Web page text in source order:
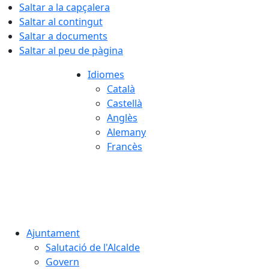
Saltar a la capçalera
Saltar al contingut
Saltar a documents
Saltar al peu de pàgina
Idiomes
Català
Castellà
Anglès
Alemany
Francès
Ajuntament
Salutació de l'Alcalde
Govern